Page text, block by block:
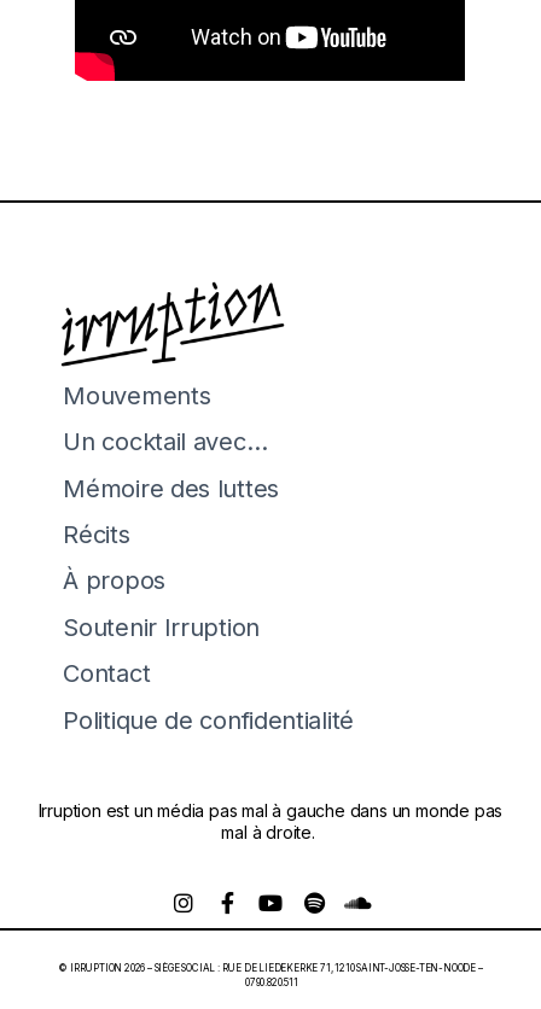
Mouvements
Un cocktail avec…
Mémoire des luttes
Récits
À propos
Soutenir Irruption
Contact
Politique de confidentialité
Irruption est un média pas mal à gauche dans un monde pas
mal à droite.
© IRRUPTION 2026 – SIÈGE SOCIAL : RUE DE LIEDEKERKE 71, 1210 SAINT-JOSSE-TEN-NOODE –
0790.820.511